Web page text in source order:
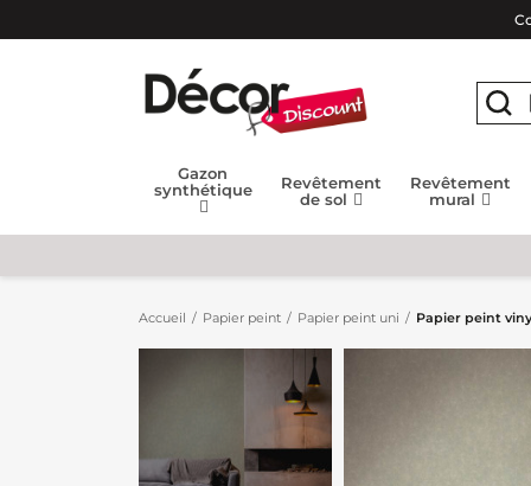
Gazon
synthétique
Revêtement
de sol
Revêtement
mural
Accueil Papier peint Papier peint uni Papier peint